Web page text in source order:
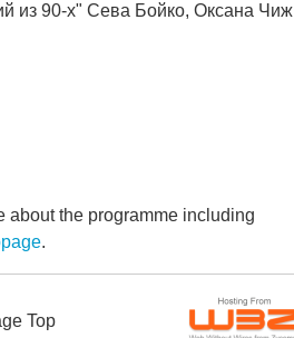
из 90-х" Сева Бойко, Оксана Чиж
about the programme including
.
Top